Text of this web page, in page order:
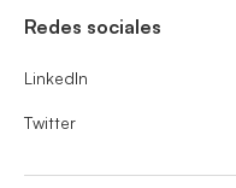
Redes sociales
LinkedIn
Twitter